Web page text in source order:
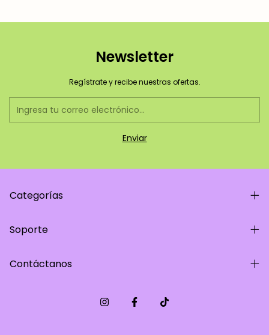
Newsletter
Regístrate y recibe nuestras ofertas.
Categorías
Soporte
Contáctanos